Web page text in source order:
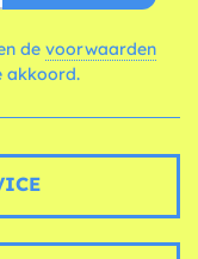
de voorwaarden
akkoord.